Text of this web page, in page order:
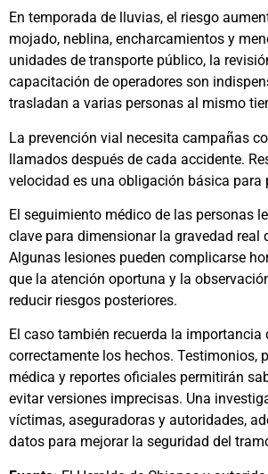
En temporada de lluvias, el riesgo
mojado, neblina, encharcamientos y
unidades de transporte público, la
capacitación de operadores son
trasladan a varias personas al mismo
La prevención vial necesita campañas
llamados después de cada accidente.
velocidad es una obligación básica para
El seguimiento médico de las personas
clave para dimensionar la gravedad real
Algunas lesiones pueden complicarse
que la atención oportuna y la
reducir riesgos posteriores.
El caso también recuerda la importancia
correctamente los hechos. Testimonios,
médica y reportes oficiales permitirán
evitar versiones imprecisas. Una
víctimas, aseguradoras y autoridades,
datos para mejorar la seguridad del